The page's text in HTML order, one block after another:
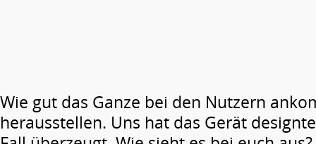
Wie gut das Ganze bei den Nutzern
herausstellen. Uns hat das Gerät